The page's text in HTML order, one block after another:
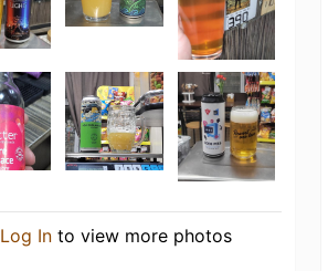
Log Into view more photos